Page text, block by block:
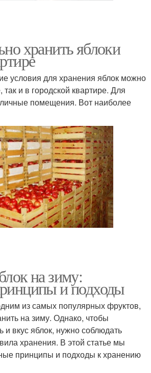
хранить яблоки
условия для хранения яблок можно
так и в городской квартире. Для
помещения. Вот наиболее
на зиму:
и подходы
из самых популярных фруктов,
на зиму. Однако, чтобы
и вкус яблок, нужно соблюдать
хранения. В этой статье мы
принципы и подходы к хранению